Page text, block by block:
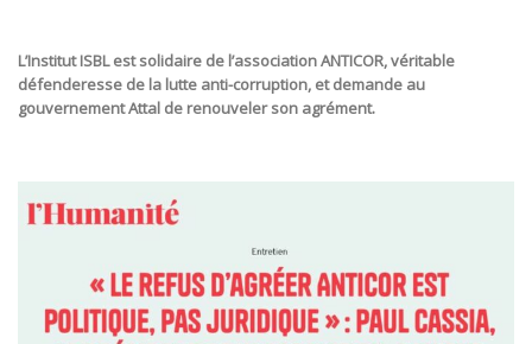
L’Institut ISBL est solidaire de l’association ANTICOR, véritable
défenderesse de la lutte anti-corruption, et demande au
gouvernement Attal de renouveler son agrément.